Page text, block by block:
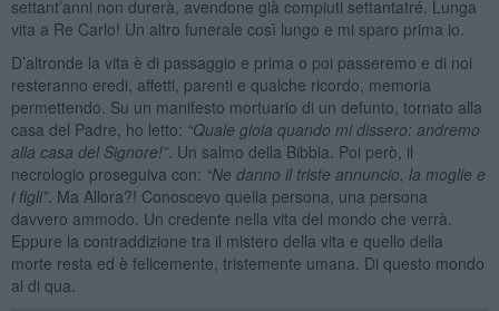
settant’anni non durerà, avendone già compiuti settantatré. Lunga
vita a Re Carlo! Un altro funerale così lungo e mi sparo prima io.
D’altronde la vita è di passaggio e prima o poi passeremo e di noi
resteranno eredi, affetti, parenti e qualche ricordo, memoria
permettendo. Su un manifesto mortuario di un defunto, tornato alla
casa del Padre, ho letto: “Quale gioia quando mi dissero: andremo
alla casa del Signore!”. Un salmo della Bibbia. Poi però, il
necrologio proseguiva con: “Ne danno il triste annuncio, la moglie e
i figli”. Ma Allora?! Conoscevo quella persona, una persona
davvero ammodo. Un credente nella vita del mondo che verrà.
Eppure la contraddizione tra il mistero della vita e quello della
morte resta ed è felicemente, tristemente umana. Di questo mondo
al di qua.